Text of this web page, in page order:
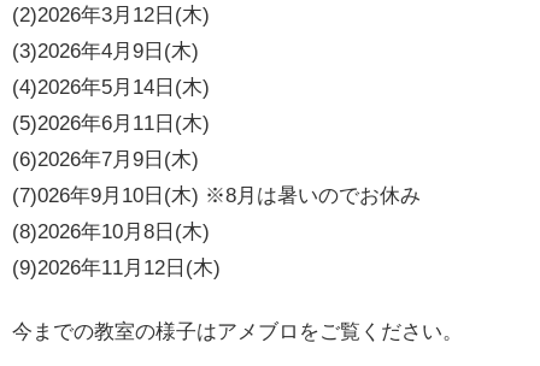
(2)2026年3月12日(木)
(3)2026年4月9日(木)
(4)2026年5月14日(木)
(5)2026年6月11日(木)
(6)2026年7月9日(木)
(7)026年9月10日(木) ※8月は暑いのでお休み
(8)2026年10月8日(木)
(9)2026年11月12日(木)
今までの教室の様子はアメブロをご覧ください。